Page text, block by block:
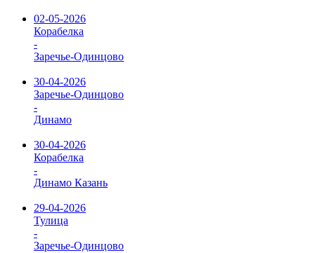
02-05-2026
Корабелка
-
Заречье-Одинцово
30-04-2026
Заречье-Одинцово
-
Динамо
30-04-2026
Корабелка
-
Динамо Казань
29-04-2026
Тулица
-
Заречье-Одинцово